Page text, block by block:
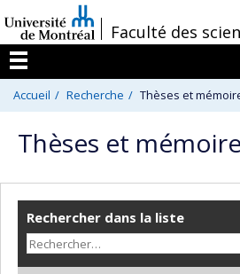
au
contenu
/Faculté des
Menu
Accueil Recherche Thèses et
Thèses et
Rechercher dans la liste